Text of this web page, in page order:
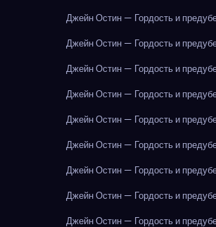
Джейн Остин — Гордость и
Джейн Остин — Гордость и
Джейн Остин — Гордость и
Джейн Остин — Гордость и
Джейн Остин — Гордость и
Джейн Остин — Гордость и
Джейн Остин — Гордость и
Джейн Остин — Гордость и
Джейн Остин — Гордость и